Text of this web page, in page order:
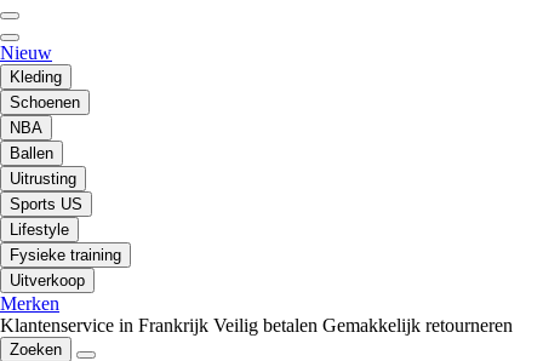
Nieuw
Kleding
Schoenen
NBA
Ballen
Uitrusting
Sports US
Lifestyle
Fysieke training
Uitverkoop
Merken
Klantenservice in Frankrijk Veilig betalen Gemakkelijk retourneren
Zoeken